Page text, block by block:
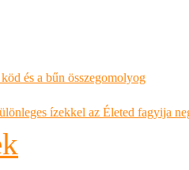
és a bűn összegomolyog
ízekkel az Életed fagyija